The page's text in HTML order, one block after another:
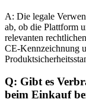
A: Die legale
ab, ob die Plattform
relevanten
CE-Kennzeichnung
Q: Gibt es
beim Einkauf